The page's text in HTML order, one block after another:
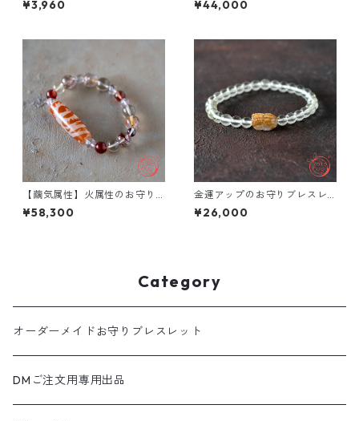
トカード【大アルカナ22枚】
¥3,960
天然石 紅桜瑪瑙 檀香樹
¥44,000
【繭気属性】火属性のお守り
ブレスレット「祝り」 レッド
ルチルクォーツ チベットアン
¥58,300
金運アップのお守りブレスレ
ット「祝り」 リビアングラス
ゴールドルチルクォーツ
¥26,000
Category
オーダーメイドお守りブレスレット
DMご注文用専用出品